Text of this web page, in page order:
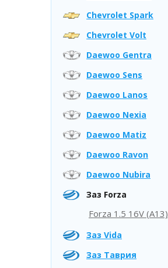
Chevrolet Spark
Chevrolet Volt
Daewoo Gentra
Daewoo Sens
Daewoo Lanos
Daewoo Nexia
Daewoo Matiz
Daewoo Ravon
Daewoo Nubira
Заз Forza
Forza 1.5 16V (А13)
Заз Vida
Заз Таврия